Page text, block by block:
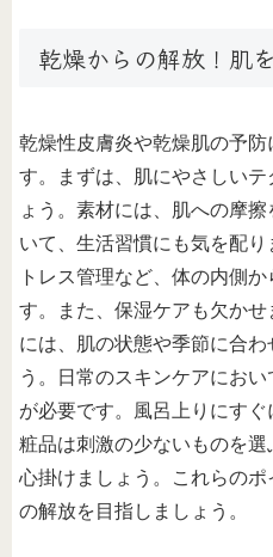
乾燥からの解放！肌
乾燥性皮膚炎や乾燥肌の予
す。まずは、肌にやさしい
ょう。素材には、肌への摩
いて、生活習慣にも気を配
トレス管理など、体の内側
す。また、保湿ケアも欠か
には、肌の状態や季節に合
う。日常のスキンケアにお
が必要です。風呂上りにす
粧品は刺激の少ないものを
心掛けましょう。これらの
の解放を目指しましょう。